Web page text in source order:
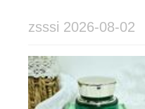
zsssi 2026-08-02